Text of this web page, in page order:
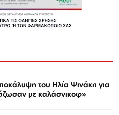
του Ηλία Ψινάκη για
με καλάσνικοφ»